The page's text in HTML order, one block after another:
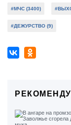
#МЧС (3400)
#ДЕЖУРСТВО (9)